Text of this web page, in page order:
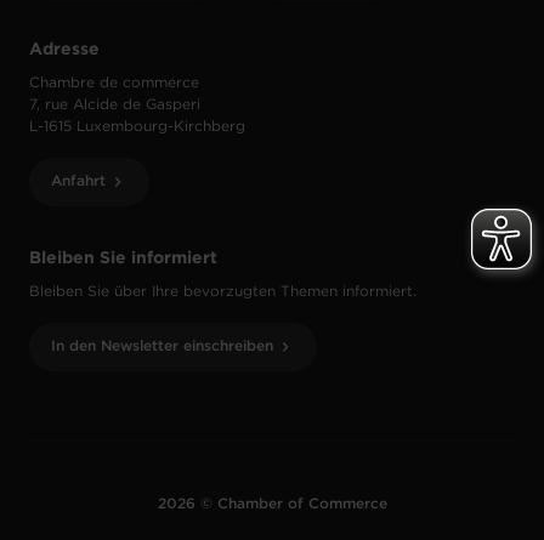
Bleiben Sie informiert
Bleiben Sie über Ihre bevorzugten Themen informiert.
In den Newsletter einschreiben
Adresse
Chambre de commerce
7, rue Alcide de Gasperi
L-1615 Luxembourg-Kirchberg
Anfahrt
2026 © Chamber of Commerce